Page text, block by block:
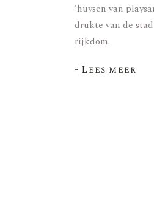
'huysen van
drukte van de
rijkdom.
- Lees meer